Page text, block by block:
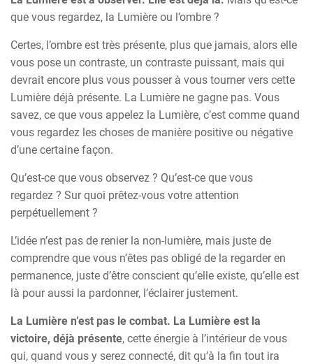
que vous regardez, la Lumière ou l’ombre ?
Certes, l’ombre est très présente, plus que jamais, alors elle
vous pose un contraste, un contraste puissant, mais qui
devrait encore plus vous pousser à vous tourner vers cette
Lumière déjà présente. La Lumière ne gagne pas. Vous
savez, ce que vous appelez la Lumière, c’est comme quand
vous regardez les choses de manière positive ou négative
d’une certaine façon.
Qu’est-ce que vous observez ? Qu’est-ce que vous
regardez ? Sur quoi prêtez-vous votre attention
perpétuellement ?
L’idée n’est pas de renier la non-lumière, mais juste de
comprendre que vous n’êtes pas obligé de la regarder en
permanence, juste d’être conscient qu’elle existe, qu’elle est
là pour aussi la pardonner, l’éclairer justement.
La Lumière n’est pas le combat. La Lumière est la
victoire, déjà présente, cette énergie à l’intérieur de vous
qui, quand vous y serez connecté, dit qu’à la fin tout ira